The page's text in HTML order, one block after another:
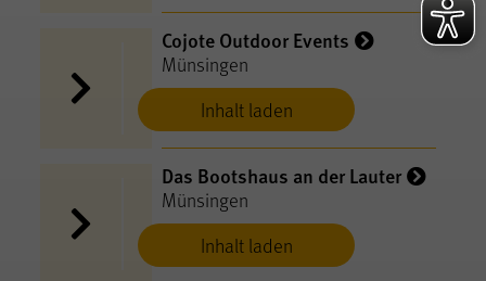
Inhalt laden
Cojote Outdoor Events
Münsingen
Inhalt laden
Das Bootshaus an der Lauter
Münsingen